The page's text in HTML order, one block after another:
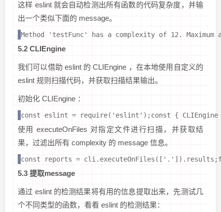
这样 eslint 就会自动检测出所有函数的代码复杂度，并输
出一个类似下面的 message。
Method 'testFunc' has a complexity of 12.
5.2 CLIEngine
我们可以借助 eslint 的 CLIEngine ，在本地使用自定义的
eslint 规则扫描代码，并获取扫描结果输出。
初始化 CLIEngine ：
const eslint = require('eslint');const {
使用 executeOnFiles 对指定文件进行扫描，并获取结
果，过滤出所有 complexity 的 message 信息。
const reports =
5.3 提取message
通过 eslint 的检测结果将有用的信息提取出来，先测试几
个不同类型的函数，看看 eslint 的检测结果：